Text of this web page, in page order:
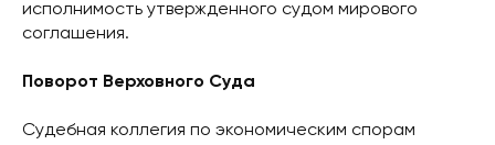
исполнимость утвержденного судом мирового
соглашения.
Поворот Верховного Суда
Судебная коллегия по экономическим спорам